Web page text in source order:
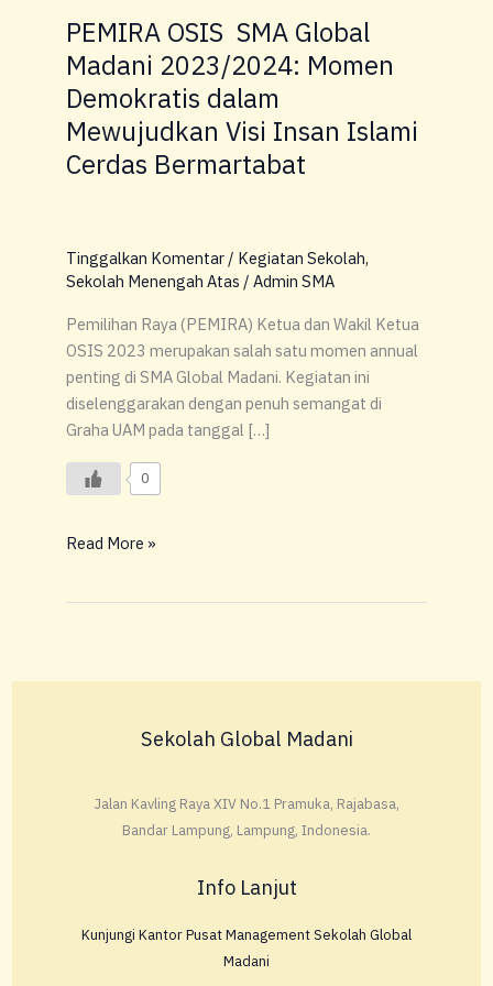
PEMIRA OSIS SMA Global
Madani 2023/2024: Momen
Demokratis dalam
Mewujudkan Visi Insan Islami
Cerdas Bermartabat
Tinggalkan Komentar / Kegiatan Sekolah,
Sekolah Menengah Atas / Admin SMA
Pemilihan Raya (PEMIRA) Ketua dan Wakil Ketua
OSIS 2023 merupakan salah satu momen annual
penting di SMA Global Madani. Kegiatan ini
diselenggarakan dengan penuh semangat di
Graha UAM pada tanggal […]
0
Demokratis
dalam
Mewujudkan
Visi
Insan
Islami
Read More »
Sekolah Global Madani
Jalan Kavling Raya XIV No.1 Pramuka, Rajabasa,
Bandar Lampung, Lampung, Indonesia.
Info Lanjut
Kunjungi Kantor Pusat Management Sekolah Global
Madani